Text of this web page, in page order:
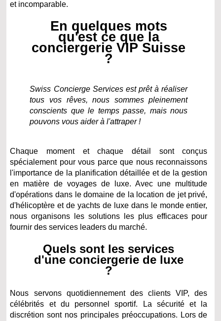
et incomparable.
En quelques mots
qu'est ce que la
conciergerie VIP Suisse
?
Swiss Concierge Services est prêt à réaliser
tous vos rêves, nous sommes pleinement
conscients que le temps passe, mais nous
pouvons vous aider à l'attraper !
Chaque moment et chaque détail sont conçus
spécialement pour vous parce que nous reconnaissons
l'importance de la planification détaillée et de la gestion
en matière de voyages de luxe. Avec une multitude
d'opérations dans le domaine de la location de jet privé,
d'hélicoptère et de yachts de luxe dans le monde entier,
nous organisons les solutions les plus efficaces pour
fournir des services leaders du marché.
Quels sont les services
d'une conciergerie de luxe
?
Nous servons quotidiennement des clients VIP, des
célébrités et du personnel sportif. La sécurité et la
discrétion sont nos principales préoccupations. Lors de